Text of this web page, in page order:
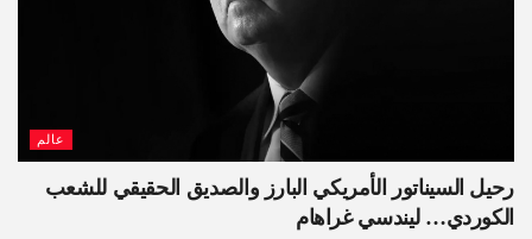
عالم
رحيل السيناتور الأمريكي البارز والصديق الحقيقي للشعب
الكوردي… ليندسي غراهام